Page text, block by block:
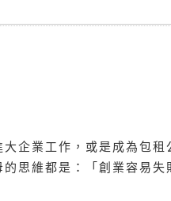
企業工作，或是成為包租
思維都是：「創業容易